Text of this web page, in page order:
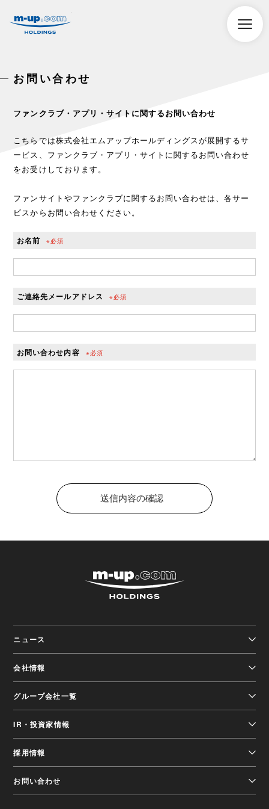
株式会社エムアップホールディングス
toggle
お問い合わせ
ファンクラブ・アプリ・サイトに関するお問い合わせ
こちらでは株式会社エムアップホールディングスが展開するサ
ービス、ファンクラブ・アプリ・サイトに関するお問い合わせ
をお受けしております。
ファンサイトやファンクラブに関するお問い合わせは、各サー
ビスからお問い合わせください。
お名前 ※必須
ご連絡先メールアドレス ※必須
お問い合わせ内容 ※必須
ニュース
会社情報
グループ会社一覧
IR・投資家情報
採用情報
お問い合わせ